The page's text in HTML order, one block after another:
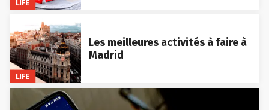
LIFE
LIFE
Les meilleures activités à faire à
Madrid